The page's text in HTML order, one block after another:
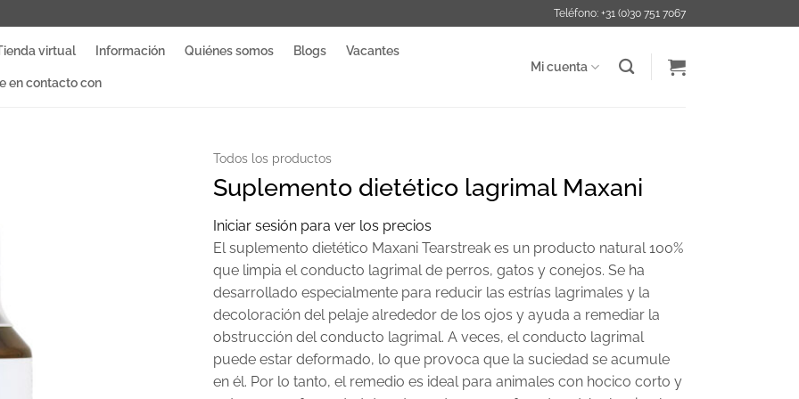
Teléfono: +31 (0)30 751 7067
virtual Información Quiénes somos Blogs Vacantes
en contacto con
Mi cuenta
Todos los productos
Suplemento dietético lagrimal Maxani
Iniciar sesión para ver los precios
El suplemento dietético Maxani Tearstreak es un producto natural 100%
que limpia el conducto lagrimal de perros, gatos y conejos. Se ha
desarrollado especialmente para reducir las estrías lagrimales y la
decoloración del pelaje alrededor de los ojos y ayuda a remediar la
obstrucción del conducto lagrimal. A veces, el conducto lagrimal
puede estar deformado, lo que provoca que la suciedad se acumule
en él. Por lo tanto, el remedio es ideal para animales con hocico corto y